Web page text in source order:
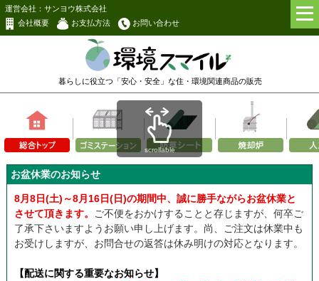
運営会社：サンヨウ株式会社
会社概要
お支払方法 お問い合わせ
暮らしに役立つ「安心・安全」な住・環境関連商品の販売
scrollable
お盆休業のお知らせ
8月8日(土)～8月16日(日)の期間中、誠に勝手ながらお盆休業と
させて頂きます。
ご不便をおかけすることと存じますが、何卒ご
了承下さいますようお願い申し上げます。尚、ご注文は休業中も
お受けしますが、お問合せの返答は休み明けの対応となります。
【配送に関する重要なお知らせ】